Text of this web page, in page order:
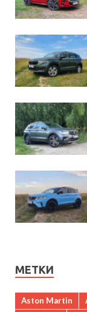
МЕТКИ
Aston Martin